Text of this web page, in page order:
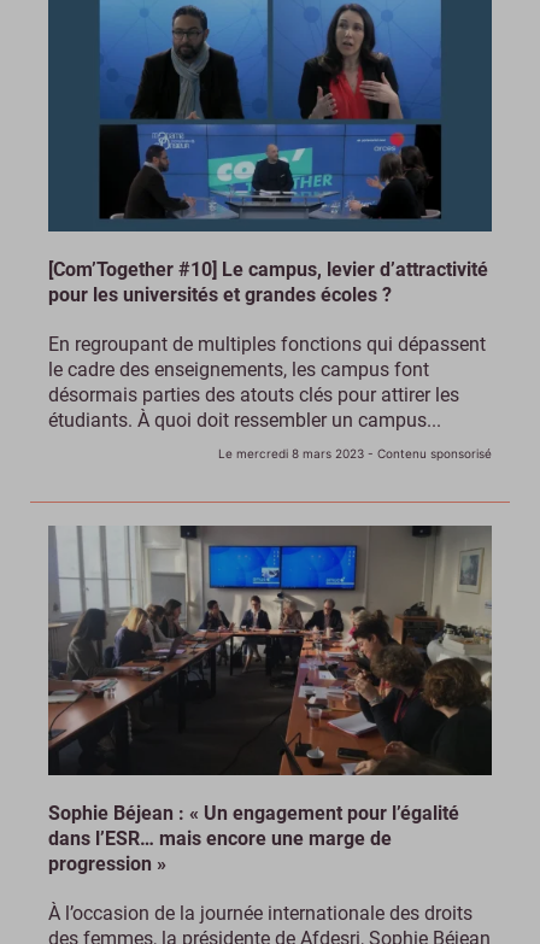
[Com’Together #10] Le campus, levier d’attractivité
pour les universités et grandes écoles ?
En regroupant de multiples fonctions qui dépassent
le cadre des enseignements, les campus font
désormais parties des atouts clés pour attirer les
étudiants. À quoi doit ressembler un campus...
Le mercredi 8 mars 2023 - Contenu sponsorisé
Sophie Béjean : « Un engagement pour l’égalité
dans l’ESR… mais encore une marge de
progression »
À l’occasion de la journée internationale des droits
des femmes, la présidente de Afdesri, Sophie Béjean